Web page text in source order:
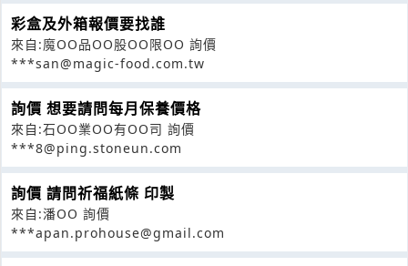
彩盒及外箱報價要找誰
來自:魔OO品OO股OO限OO 詢價
***san@magic-food.com.tw
詢價 想要請問每月保養價格
來自:石OO業OO有OO司 詢價
***8@ping.stoneun.com
詢價 請問祈福紙條 印製
來自:潘OO 詢價
***apan.prohouse@gmail.com